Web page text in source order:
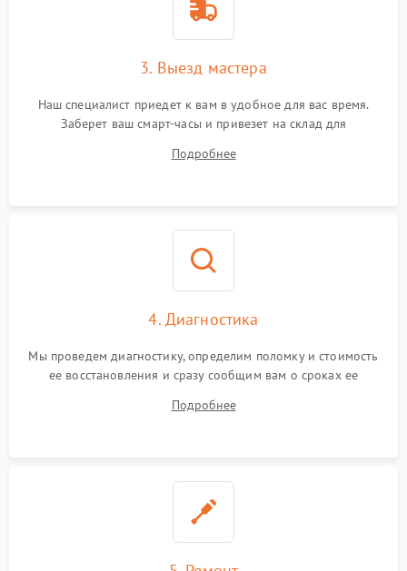
3. Выезд мастера
Наш специалист приедет к вам в удобное для вас время.
Заберет ваш смарт-часы и привезет на склад для
Подробнее
4. Диагностика
Мы проведем диагностику, определим поломку и стоимость
ее восстановления и сразу сообщим вам о сроках ее
Подробнее